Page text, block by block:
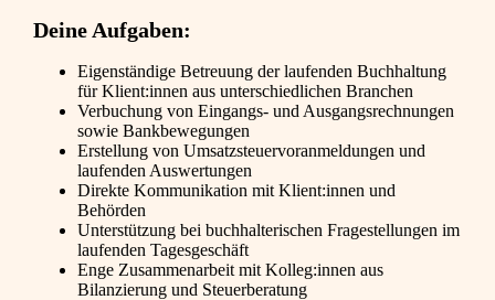
Deine Aufgaben:
Eigenständige Betreuung der laufenden Buchhaltung
für Klient:innen aus unterschiedlichen Branchen
Verbuchung von Eingangs- und Ausgangsrechnungen
sowie Bankbewegungen
Erstellung von Umsatzsteuervoranmeldungen und
laufenden Auswertungen
Direkte Kommunikation mit Klient:innen und
Behörden
Unterstützung bei buchhalterischen Fragestellungen im
laufenden Tagesgeschäft
Enge Zusammenarbeit mit Kolleg:innen aus
Bilanzierung und Steuerberatung